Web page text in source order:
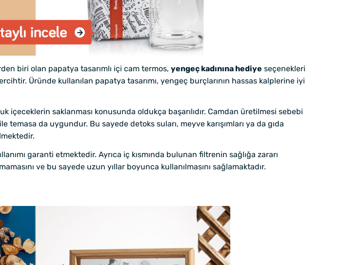
biri olan papatya tasarımlı içi cam termos, yengeç kadınına hediye seçenekleri
Üründe kullanılan papatya tasarımı, yengeç burçlarının hassas kalplerine iyi
içeceklerin saklanması konusunda oldukça başarılıdır. Camdan üretilmesi sebebi
temasa da uygundur. Bu sayede detoks suları, meyve karışımları ya da gıda
garanti etmektedir. Ayrıca iç kısmında bulunan filtrenin sağlığa zararı
ve bu sayede uzun yıllar boyunca kullanılmasını sağlamaktadır.